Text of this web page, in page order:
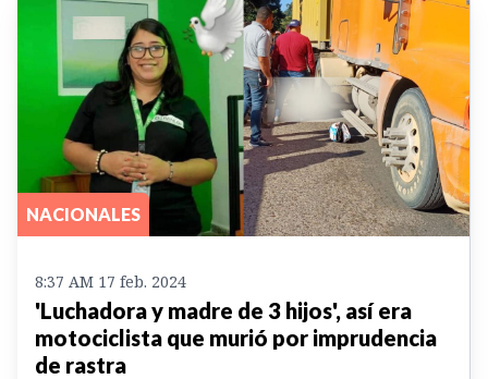
NACIONALES
8:37 AM 17 feb. 2024
'Luchadora y madre de 3 hijos', así era
motociclista que murió por imprudencia
de rastra